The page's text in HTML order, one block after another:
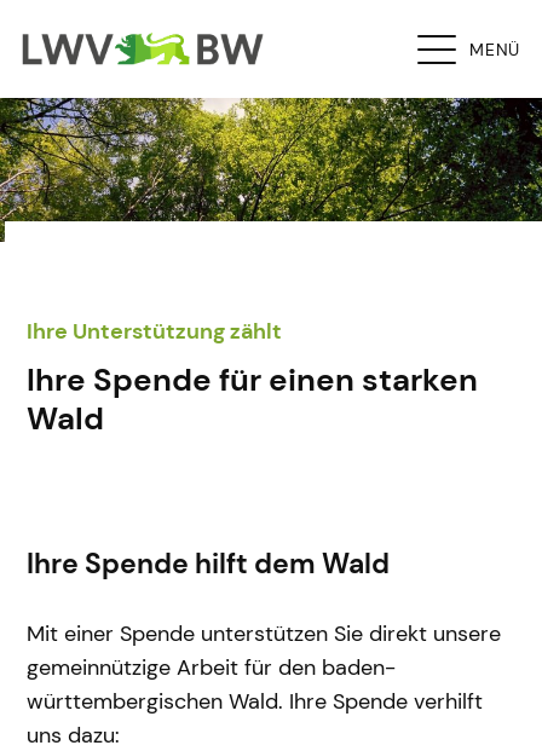
MENÜ
Ihre Unterstützung zählt
Ihre Spende für einen starken
Wald
Ihre Spende hilft dem Wald
Mit einer Spende unterstützen Sie direkt unsere
gemeinnützige Arbeit für den baden-
württembergischen Wald. Ihre Spende verhilft
uns dazu: